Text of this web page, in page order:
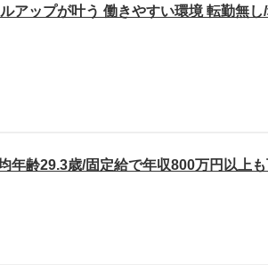
アップが叶う 働きやすい環境 転勤無し
年齢29.3歳/固定給で年収800万円以上